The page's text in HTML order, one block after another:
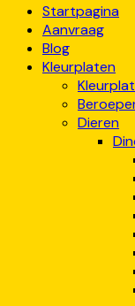
Startpagina
Aanvraag
Blog
Kleurplaten
Dieren